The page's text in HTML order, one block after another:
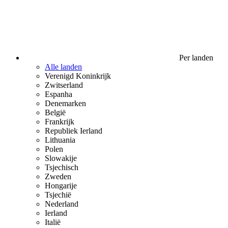
Per landen
Alle landen
Verenigd Koninkrijk
Zwitserland
Espanha
Denemarken
België
Frankrijk
Republiek Ierland
Lithuania
Polen
Slowakije
Tsjechisch
Zweden
Hongarije
Tsjechië
Nederland
Ierland
Italië